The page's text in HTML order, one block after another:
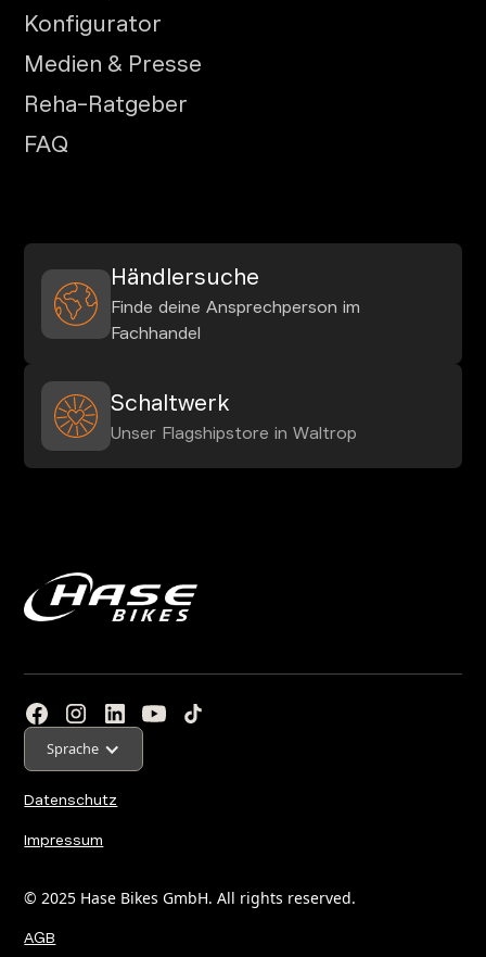
Konfigurator
Medien & Presse
Reha-Ratgeber
FAQ
Händlersuche
Finde deine Ansprechperson im
Fachhandel
Schaltwerk
Unser Flagshipstore in Waltrop
Sprache
© 2025 Hase Bikes GmbH. All rights reserved.
Datenschutz
Impressum
AGB